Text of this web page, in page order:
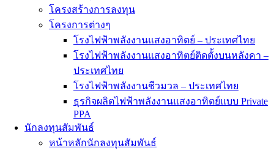
โครงสร้างการลงทุน
โครงการต่างๆ
โรงไฟฟ้าพลังงานแสงอาทิตย์ – ประเทศไทย
โรงไฟฟ้าพลังงานแสงอาทิตย์ติดตั้งบนหลังคา –
ประเทศไทย
โรงไฟฟ้าพลังงานชีวมวล – ประเทศไทย
ธุรกิจผลิตไฟฟ้าพลังงานแสงอาทิตย์แบบ Private
PPA
นักลงทุนสัมพันธ์
หน้าหลักนักลงทุนสัมพันธ์